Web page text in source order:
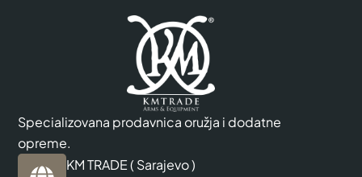
Specializovana prodavnica oružja i dodatne
opreme.
KM TRADE ( Sarajevo )